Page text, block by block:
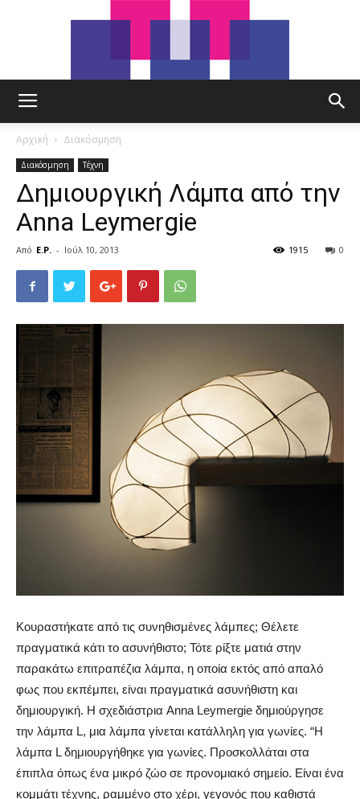
Αρχική Διακόσμηση
Διακόσμηση Τέχνη
Δημιουργική Λάμπα από την
Anna Leymergie
Από E.P. - Ιούλ 10, 2013 0
1915
Κουραστήκατε από τις συνηθισμένες λάμπες; Θέλετε
πραγματικά κάτι το ασυνήθιστο; Τότε ρίξτε ματιά στην
παρακάτω επιτραπέζια λάμπα, η οποία εκτός από απαλό
φως που εκπέμπει, είναι πραγματικά ασυνήθιστη και
δημιουργική. Η σχεδιάστρια Anna Leymergie δημιούργησε
την λάμπα L, μια λάμπα γίνεται κατάλληλη για γωνίες. “Η
λάμπα L δημιουργήθηκε για γωνίες. Προσκολλάται στα
έπιπλα όπως ένα μικρό ζώο σε προνομιακό σημείο. Είναι ένα
κομμάτι τέχνης, ραμμένο στο χέρι, γεγονός που καθιστά